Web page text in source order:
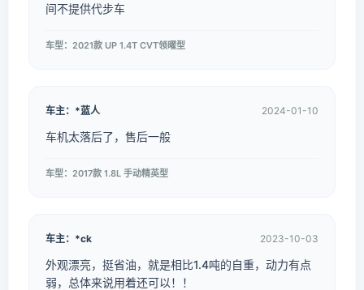
间不提供代步车
车型：2021款 UP 1.4T CVT领曜型
车主：*蓝人 2024-01-10
车机太落后了，售后一般
车型：2017款 1.8L 手动精英型
车主：*ck 2023-10-03
外观漂亮，挺省油，就是相比1.4吨的自重，动力有点
弱，总体来说用着还可以！！